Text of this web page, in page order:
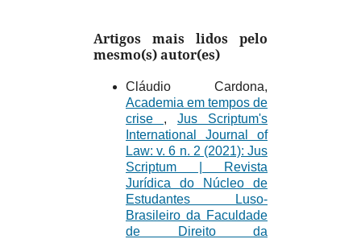
Artigos mais lidos pelo
mesmo(s) autor(es)
Cláudio Cardona,
Academia em tempos de
crise ,Jus Scriptum's
International Journal of
Law: v. 6 n. 2 (2021): Jus
Scriptum | Revista
Jurídica do Núcleo de
Estudantes Luso-
Brasileiro da Faculdade
de Direito da